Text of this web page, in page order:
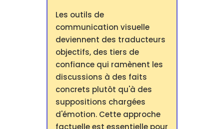
Les outils de
communication visuelle
deviennent des traducteurs
objectifs, des tiers de
confiance qui ramènent les
discussions à des faits
concrets plutôt qu'à des
suppositions chargées
d'émotion. Cette approche
factuelle est essentielle pour